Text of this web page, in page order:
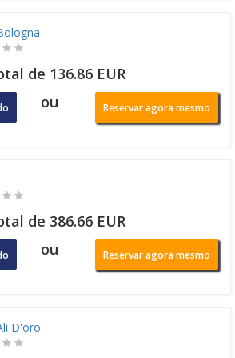
de 136.86 EUR
ou Reservar agora mesmo
de 386.66 EUR
ou Reservar agora mesmo
D'oro